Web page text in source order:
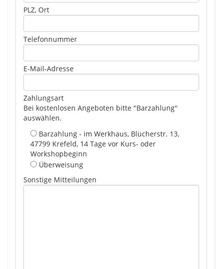
PLZ, Ort
Telefonnummer
E-Mail-Adresse
Zahlungsart
Bei kostenlosen Angeboten bitte "Barzahlung"
auswählen.
Barzahlung - im Werkhaus, Blücherstr. 13,
47799 Krefeld, 14 Tage vor Kurs- oder
Workshopbeginn
Überweisung
Sonstige Mitteilungen